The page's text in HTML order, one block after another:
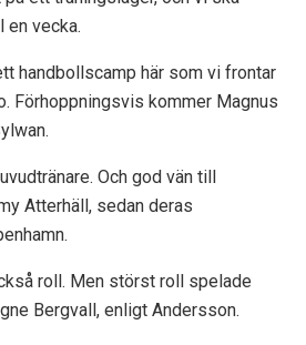
en vecka.
handbollscamp här som vi frontar
Förhoppningsvis kommer Magnus
Och god vän till
Atterhäll, sedan deras
roll. Men störst roll spelade
Bergvall, enligt Andersson.